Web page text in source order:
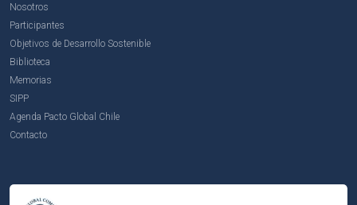
Nosotros
Participantes
Objetivos de Desarrollo Sostenible
Biblioteca
Memorias
SIPP
Agenda Pacto Global Chile
Contacto